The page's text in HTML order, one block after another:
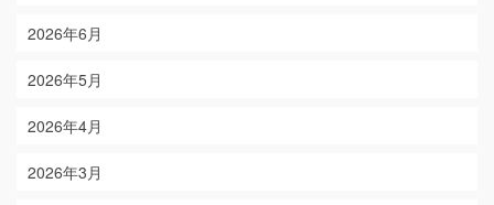
2026年6月
2026年5月
2026年4月
2026年3月